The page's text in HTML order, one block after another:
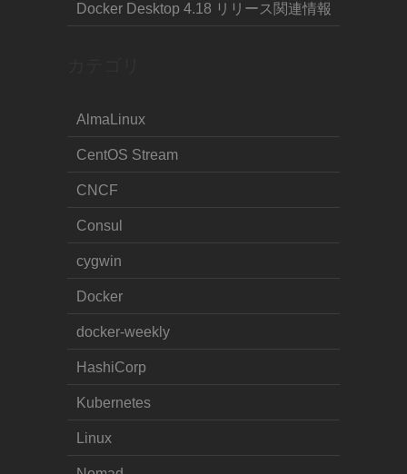
Docker Desktop 4.18 リリース関連情報
AlmaLinux
CentOS Stream
CNCF
Consul
cygwin
Docker
docker-weekly
HashiCorp
Kubernetes
Linux